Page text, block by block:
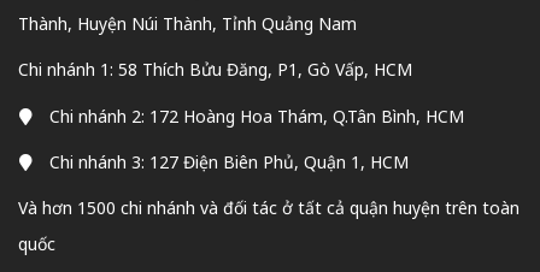
Thành, Huyện Núi Thành, Tỉnh Quảng Nam
Chi nhánh 1: 58 Thích Bửu Đăng, P1, Gò Vấp, HCM
Chi nhánh 2: 172 Hoàng Hoa Thám, Q.Tân Bình, HCM
Chi nhánh 3: 127 Điện Biên Phủ, Quận 1, HCM
Và hơn 1500 chi nhánh và đối tác ở tất cả quận huyện trên toàn
quốc